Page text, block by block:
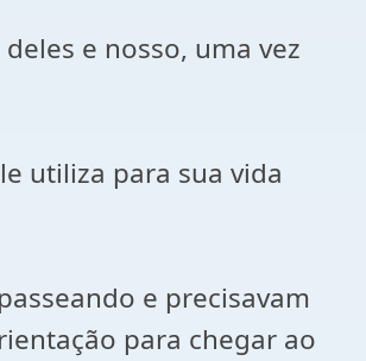
e nosso, uma vez
utiliza para sua vida
e precisavam
para chegar ao